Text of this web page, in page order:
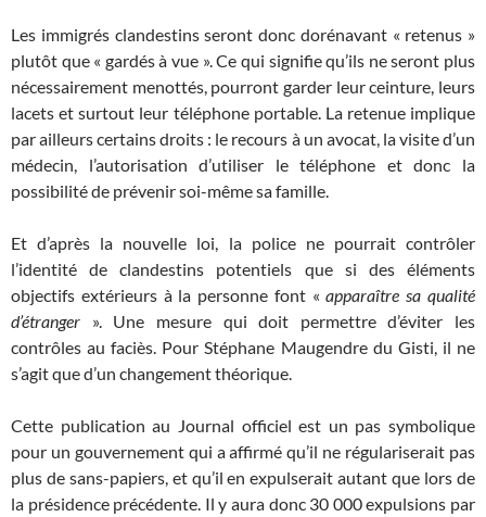
Les immigrés clandestins seront donc dorénavant « retenus »
plutôt que « gardés à vue ». Ce qui signifie qu’ils ne seront plus
nécessairement menottés, pourront garder leur ceinture, leurs
lacets et surtout leur téléphone portable. La retenue implique
par ailleurs certains droits : le recours à un avocat, la visite d’un
médecin, l’autorisation d’utiliser le téléphone et donc la
possibilité de prévenir soi-même sa famille.
Et d’après la nouvelle loi, la police ne pourrait contrôler
l’identité de clandestins potentiels que si des éléments
objectifs extérieurs à la personne font « apparaître sa qualité
d’étranger ». Une mesure qui doit permettre d’éviter les
contrôles au faciès. Pour Stéphane Maugendre du Gisti, il ne
s’agit que d’un changement théorique.
Cette publication au Journal officiel est un pas symbolique
pour un gouvernement qui a affirmé qu’il ne régulariserait pas
plus de sans-papiers, et qu’il en expulserait autant que lors de
la présidence précédente. Il y aura donc 30 000 expulsions par